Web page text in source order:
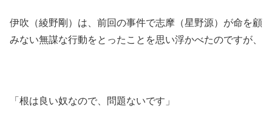
伊吹（綾野剛）は、前回の事件で志摩（星野源）が命を顧
みない無謀な行動をとったことを思い浮かべたのですが、
「根は良い奴なので、問題ないです」